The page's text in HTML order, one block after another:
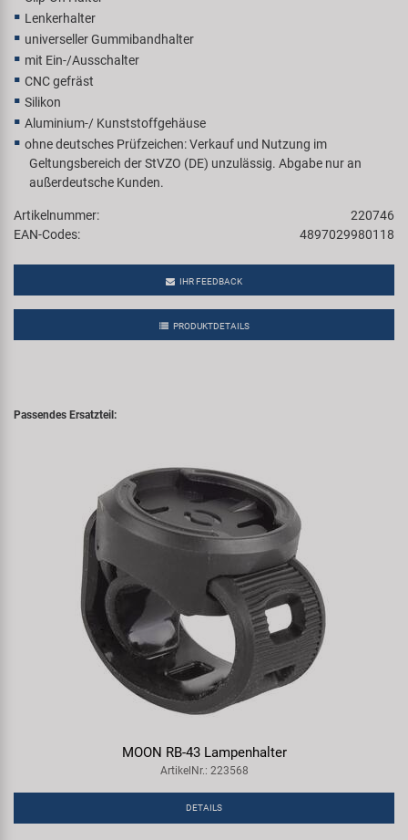
Lenkerhalter
universeller Gummibandhalter
mit Ein-/Ausschalter
CNC gefräst
Silikon
Aluminium-/ Kunststoffgehäuse
ohne deutsches Prüfzeichen: Verkauf und Nutzung im
Geltungsbereich der StVZO (DE) unzulässig. Abgabe nur an
außerdeutsche Kunden.
Artikelnummer:
220746
EAN-Codes:
4897029980118
IHR FEEDBACK
PRODUKTDETAILS
Passendes Ersatzteil:
MOON RB-43 Lampenhalter
ArtikelNr.: 223568
DETAILS